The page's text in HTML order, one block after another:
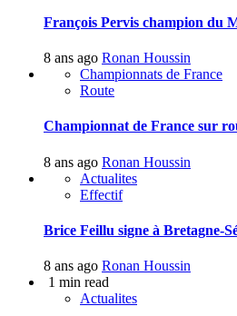
François Pervis champion du
8 ans ago Ronan Houssin
Championnats de France
Route
Championnat de France sur
8 ans ago Ronan Houssin
Actualites
Effectif
Brice Feillu signe à Bretagne-
8 ans ago Ronan Houssin
1 min read
Actualites